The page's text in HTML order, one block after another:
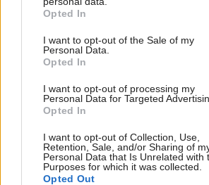
grant or deny consent to Google and its
use your data for below specified
consent section.
Opted In
I want to opt-out of the Sale of my
Personal Data.
Opted In
I want to opt-out of processing my
Personal Data for Targeted
Opted In
I want to opt-out of Collection, Use,
Retention, Sale, and/or Sharing of
Personal Data that Is Unrelated with
Purposes for which it was collected.
Opted Out
Pridajte túto surovinu do
budú hladšie a pevnejšie.
hotelov poznali už naše